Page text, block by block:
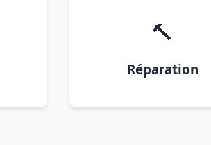
🔨
Réparation